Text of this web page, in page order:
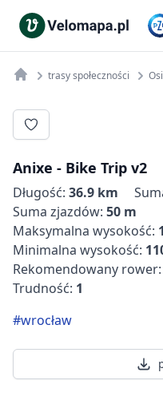
trasy społeczności
Anixe - Bike Trip v2
Długość: 36.9 km
Suma zjazdów: 50 m
Maksymalna wysokość:
Minimalna wysokość:
Rekomendowany rower:
Trudność: 1
#wrocław